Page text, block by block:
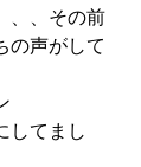
、、その前
の声がして
してまし